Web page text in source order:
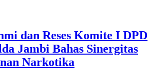
dan Reses Komite I DPD
Jambi Bahas Sinergitas
Narkotika